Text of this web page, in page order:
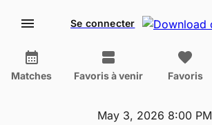
Se connecter
Matches Favoris à venir Favoris
May 3, 2026 8:00 PM